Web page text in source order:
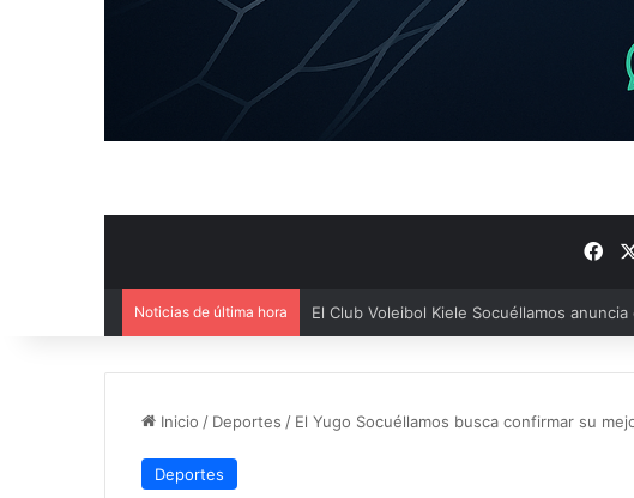
Noticias de última hora El Cuenca Deportiva refuerza su plantilla
Inicio / Deportes / El Yugo Socuéllamos busca confirmar su
Deportes